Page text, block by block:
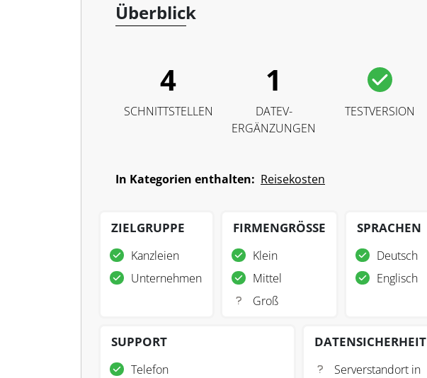
Überblick
4
SCHNITTSTELLEN
1
DATEV-
ERGÄNZUNGEN
TESTVERSION
In Kategorien enthalten: Reisekosten
ZIELGRUPPE
Kanzleien
Unternehmen
FIRMENGRÖSSE
Klein
Mittel
Groß
SPRACHEN
Deutsch
Englisch
SUPPORT
Telefon
DATENSICHERHEIT
Serverstandort in